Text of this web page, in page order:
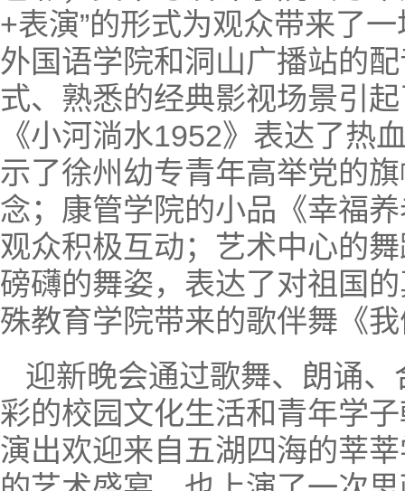
+表演”的形式为观众带来了
外国语学院和洞山广播站的
式、熟悉的经典影视场景引
《小河淌水1952》表达了热
示了徐州幼专青年高举党的
念；康管学院的小品《幸福
观众积极互动；艺术中心的
磅礴的舞姿，表达了对祖国
殊教育学院带来的歌伴舞《
迎新晚会通过歌舞、朗诵
彩的校园文化生活和青年学
演出欢迎来自五湖四海的莘